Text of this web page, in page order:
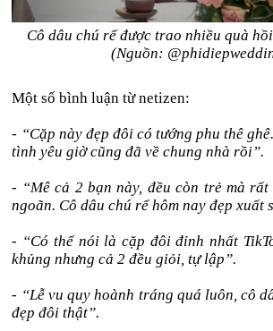
Cô dâu chú rể được trao nhiều quà
(Nguồn:
Một số bình luận từ netizen:
- “Cặp này đẹp đôi có tướng phu thê
tình yêu giờ cũng đã về chung nhà rồi”.
- “Mê cả 2 bạn này, đều còn trẻ mà
ngoãn. Cô dâu chú rể hôm nay đẹp xuất
- “Có thể nói là cặp đôi đỉnh nhất
khủng nhưng cả 2 đều giỏi, tự lập”.
- “Lễ vu quy hoành tráng quá luôn, cô
đẹp đôi thật”.